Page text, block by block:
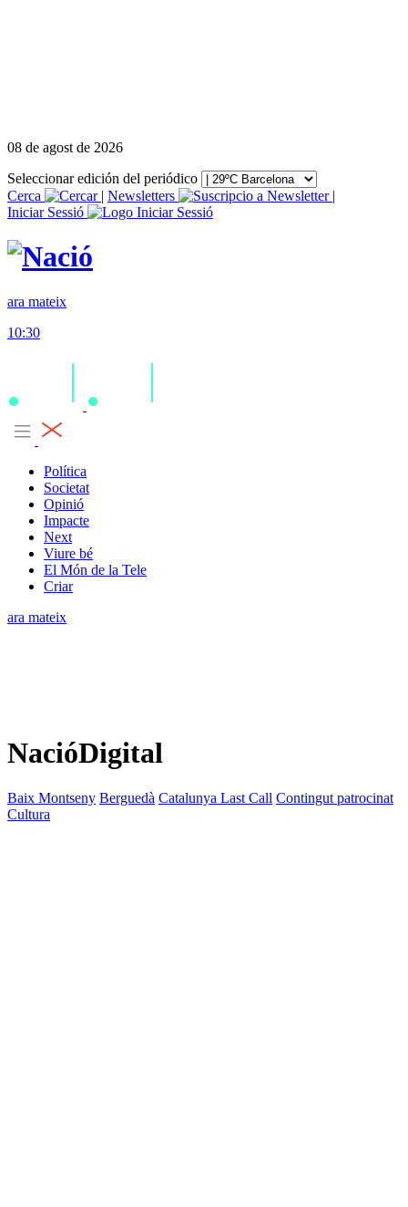
08 de agost de 2026
Seleccionar edición del periódico
Cerca
| Newsletters
|
Iniciar Sessió
ara mateix
10:30
Política
Societat
Opinió
Impacte
Next
Viure bé
El Món de la Tele
Criar
ara mateix
NacióDigital
Baix Montseny Berguedà Catalunya Last Call Contingut patrocinat
Cultura